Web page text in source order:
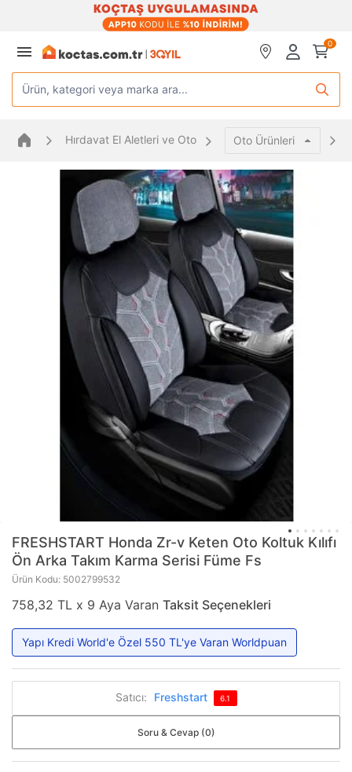
0
Ürün, kategori veya marka ara...
Hırdavat El Aletleri ve Oto Oto Ürünleri
FRESHSTART Honda Zr-v Keten Oto Koltuk Kılıfı
Ön Arka Takım Karma Serisi Füme Fs
Ürün Kodu: 5002799532
758,32 TL x 9 Aya Varan Taksit Seçenekleri
Yapı Kredi World'e Özel 550 TL'ye Varan Worldpuan
Satıcı: Freshstart 6.1
Soru & Cevap (0)